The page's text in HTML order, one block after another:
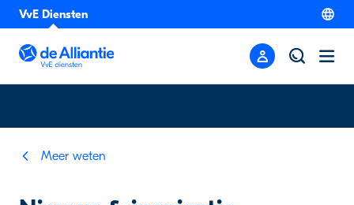
VvE Diensten
Meer weten